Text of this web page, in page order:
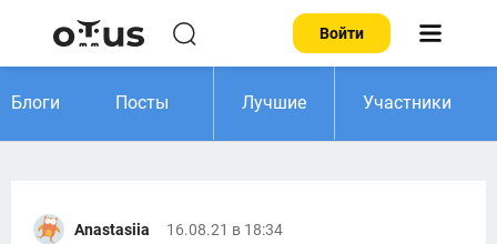
Войти
Блоги Посты Лучшие Участники
Anastasiia 16.08.21 в 18:34